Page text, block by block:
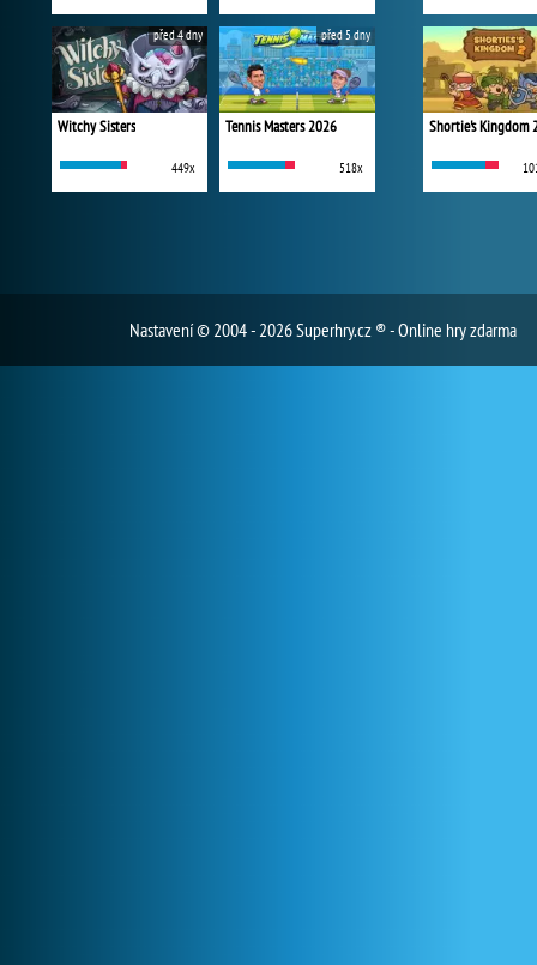
Witchy Sisters
449x
před 4 dny
Tennis Masters 2026
518x
před 5 dny
Shortie's Kingdom
Nastavení© 2004 - 2026 Superhry.cz ® - Online hry zdarma